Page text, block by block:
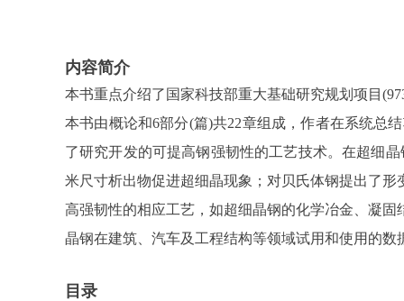
内容简介
本书重点介绍了国家科技部重大基础研究规划项目
本书由概论和6部分(篇)共22章组成，作者在系统总
了研究开发的可提高钢强韧性的工艺技术。在超细
米尺寸析出物促进超细晶现象；对贝氏体钢提出了
高强韧性的相应工艺，如超细晶钢的化学冶金、凝
晶钢在建筑、汽车及工程结构等领域试用和使用的数
目录